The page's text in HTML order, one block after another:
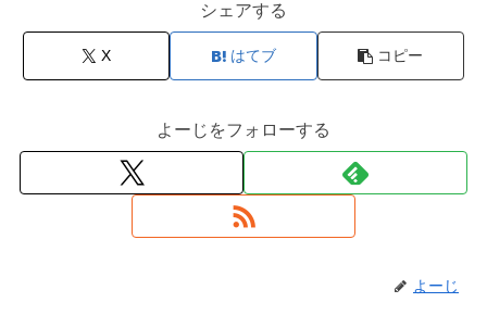
シェアする
X はてブ コピー
よーじをフォローする
よーじ